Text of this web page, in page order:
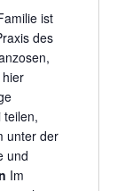
ist
des
teilen,
unter der
und
Im